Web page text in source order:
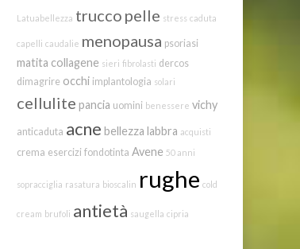
Latuabellezza trucco pelle stress caduta
capelli caudalie menopausa psoriasi
matita collagene sieri fibrolasti dercos
dimagrire occhi implantologia solari
cellulite pancia uomini benessere vichy
anticaduta acne bellezza labbra acquisti
crema esercizi fondotinta Avene 50 anni
sopracciglia rasatura bioscalin rughe cold
cream brufoli antietà saugella cipria